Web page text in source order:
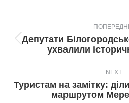
navigation
Депутати
ухвалили
NEXT
Next
Туристам на замітку:
маршрутом